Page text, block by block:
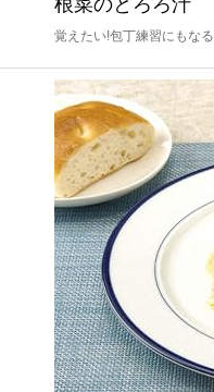
根菜のとろろ汁
覚えたい!包丁練習にもな